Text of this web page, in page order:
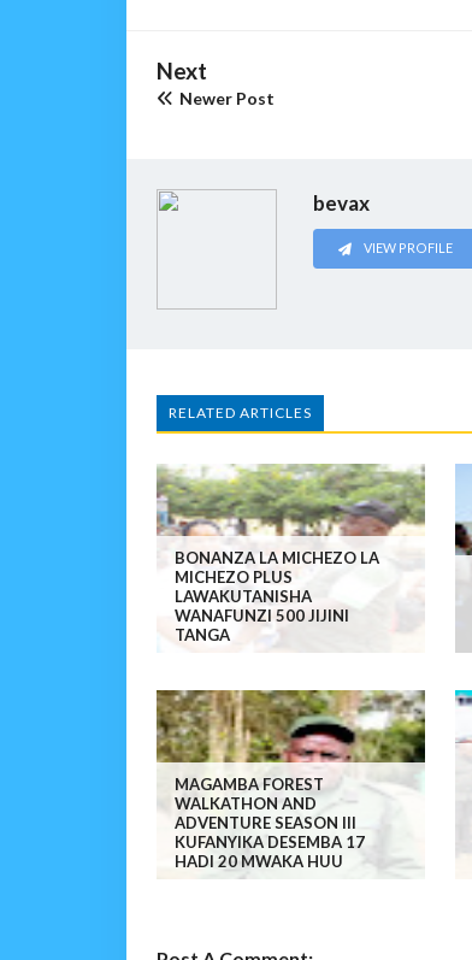
Next
Newer Post
bevax
VIEW PROFILE
RELATED ARTICLES
BONANZA LA MICHEZO LA
MICHEZO PLUS
LAWAKUTANISHA
WANAFUNZI 500 JIJINI
TANGA
MAGAMBA FOREST
WALKATHON AND
ADVENTURE SEASON III
KUFANYIKA DESEMBA 17
HADI 20 MWAKA HUU